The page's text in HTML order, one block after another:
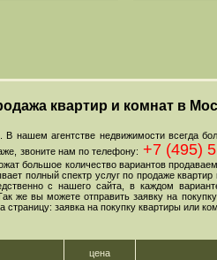
квартир и комнат в
В нашем агентстве недвижимости всегда
звоните нам по телефону: +7 (495)
большое количество вариантов
полный спектр услуг по продаже
с нашего сайта, в каждом
же вы можете отправить заявку на
заявка на покупку квартиры или
цена